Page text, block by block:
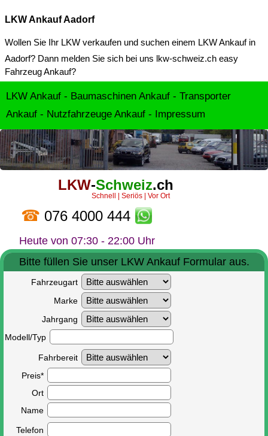
LKW Ankauf Aadorf
Wollen Sie Ihr LKW verkaufen und suchen einem LKW Ankauf in
Aadorf? Dann melden Sie sich bei uns lkw-schweiz.ch easy
Fahrzeug Ankauf?